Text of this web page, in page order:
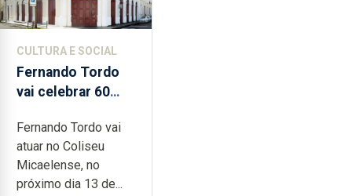
CULTURA E SOCIAL
Fernando Tordo
vai celebrar 60
no Coliseu
Micaelense
Fernando Tordo vai
atuar no Coliseu
Micaelense, no
próximo dia 13 de...